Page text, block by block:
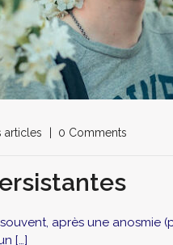
articles 0 Comments
après une anosmie
[…]